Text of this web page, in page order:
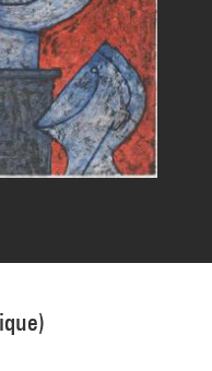
Laurans/Dist. GrandPalaisRmn